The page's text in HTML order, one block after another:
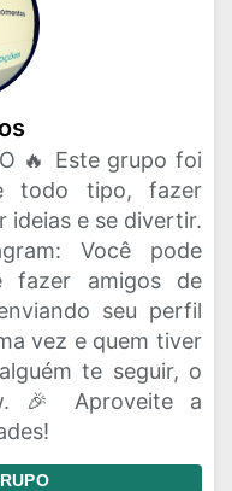
🔥 Este grupo foi
todo tipo, fazer
ideias e se divertir.
Você pode
fazer amigos de
seu perfil
vez e quem tiver
te seguir, o
🎉 Aproveite a